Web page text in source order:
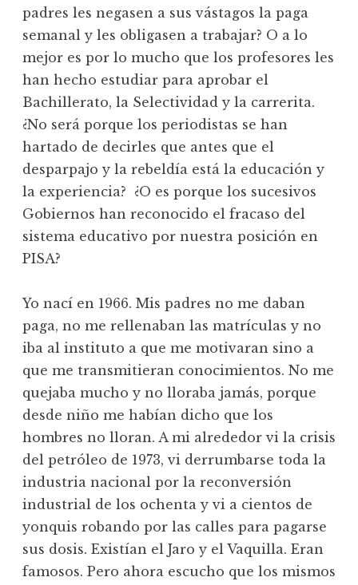
padres les negasen a sus vástagos la paga
semanal y les obligasen a trabajar? O a lo
mejor es por lo mucho que los profesores les
han hecho estudiar para aprobar el
Bachillerato, la Selectividad y la carrerita.
¿No será porque los periodistas se han
hartado de decirles que antes que el
desparpajo y la rebeldía está la educación y
la experiencia? ¿O es porque los sucesivos
Gobiernos han reconocido el fracaso del
sistema educativo por nuestra posición en
PISA?
Yo nací en 1966. Mis padres no me daban
paga, no me rellenaban las matrículas y no
iba al instituto a que me motivaran sino a
que me transmitieran conocimientos. No me
quejaba mucho y no lloraba jamás, porque
desde niño me habían dicho que los
hombres no lloran. A mi alrededor vi la crisis
del petróleo de 1973, vi derrumbarse toda la
industria nacional por la reconversión
industrial de los ochenta y vi a cientos de
yonquis robando por las calles para pagarse
sus dosis. Existían el Jaro y el Vaquilla. Eran
famosos. Pero ahora escucho que los mismos